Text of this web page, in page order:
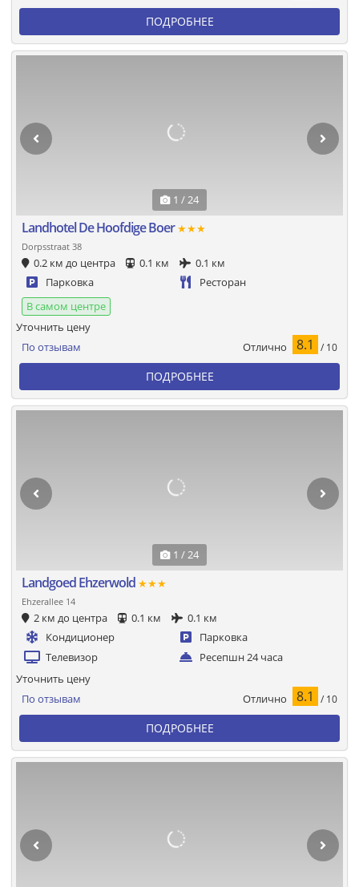
ПОДРОБНЕЕ
1 / 24
Landhotel De Hoofdige Boer★★★
Dorpsstraat 38
0.2 км до центра 0.1 км
0.1 км
Парковка
Ресторан
В самом центре
По отзывам Отлично 8.1 / 10
Уточнить цену
ПОДРОБНЕЕ
1 / 24
Landgoed Ehzerwold ★★★
Ehzerallee 14
2 км до центра 0.1 км
0.1 км
Кондиционер
Парковка
Телевизор
Ресепшн 24 часа
По отзывам Отлично 8.1 / 10
Уточнить цену
ПОДРОБНЕЕ